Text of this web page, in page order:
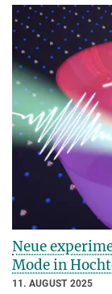
Neue
Mode in
11. AUGUST 2025